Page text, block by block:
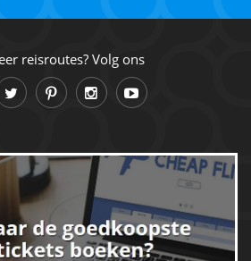
reisroutes? Volg ons